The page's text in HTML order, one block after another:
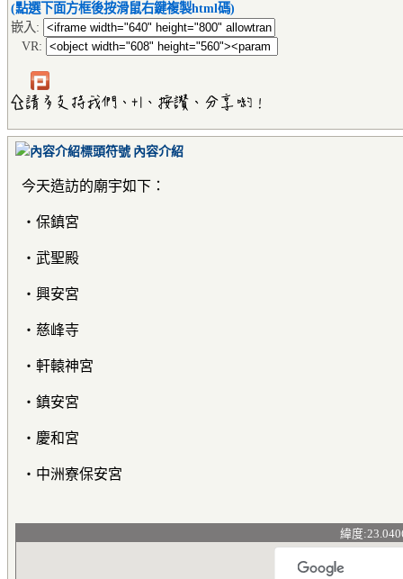
(點選下面方框後按滑鼠右鍵複製html碼)
嵌入:
VR:
內容介紹
今天造訪的廟宇如下：
‧保鎮宮
‧武聖殿
‧興安宮
‧慈峰寺
‧軒轅神宮
‧鎮安宮
‧慶和宮
‧中洲寮保安宮
緯度